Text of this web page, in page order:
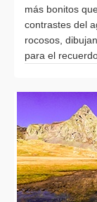
más bonitos
contrastes del
rocosos,
para el